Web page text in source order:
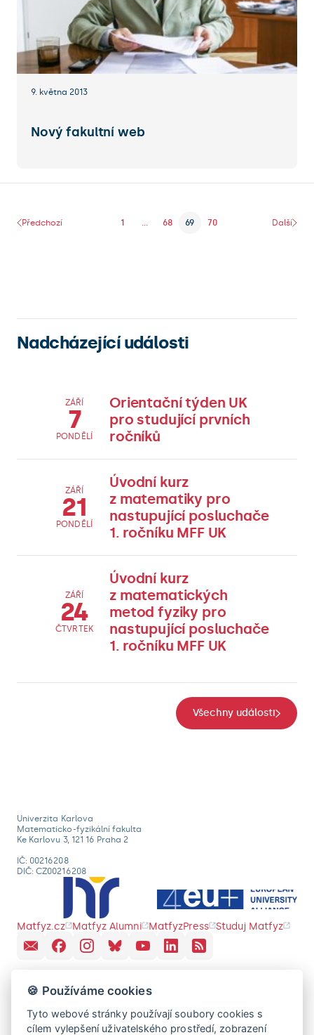
9. května 2013
Nový fakultní web
Předchozí 1 ... 68 69 70 Další
Nadcházející události
ZÁŘÍ
7
PONDĚLÍ
Orientační týden UK
pro studující prvních
ročníků
ZÁŘÍ
21
PONDĚLÍ
Úvodní kurz
z matematiky pro
nastupující posluchače
1. ročníku MFF UK
ZÁŘÍ
24
ČTVRTEK
Úvodní kurz
z matematických
metod fyziky pro
nastupující posluchače
1. ročníku MFF UK
Všechny události
Univerzita Karlova
Matematicko-fyzikální fakulta
Ke Karlovu 3, 121 16 Praha 2
IČ: 00216208
DIČ: CZ00216208
Matfyz.cz Matfyz Alumni MatfyzPress Studuj Matfyz
🍪 Používáme cookies
Tyto webové stránky používají soubory cookies s
cílem vylepšení uživatelského prostředí, zobrazení